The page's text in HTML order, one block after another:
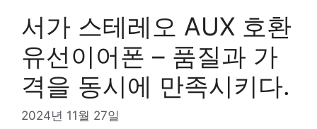
서가 스테레오 AUX 호환
유선이어폰 – 품질과 가
격을 동시에 만족시키다.
2024년 11월 27일